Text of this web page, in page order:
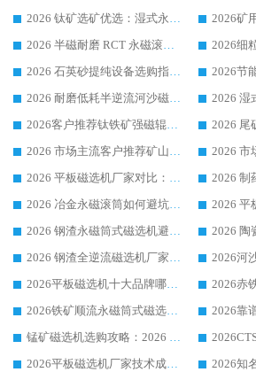
2026 钛矿选矿优选：湿式永磁筒式磁选机源头厂家华体会手机网页版-华体会(中国) 综合解析
2026 半磁耐磨 RCT 永磁滚筒选购指南，临朐源头生产厂家华体会手机网页版-华体会(中国) 实测分享
2026 石英砂提纯设备选购指南：华体会手机网页版-华体会(中国) 提纯磁选机厂家综合解读
2026 耐磨低耗半逆流河沙磁选机选购指南 临朐产业集群源头厂华体会手机网页版-华体会(中国) 详细解析
2026客户推荐钛铁矿强磁辊式磁选机，临朐靠谱生产厂家华体会手机网页版-华体会(中国) 详解
2026 市场主流客户推荐矿山磁选机靠谱生产厂家选华体会手机网页版-华体会(中国)
2026 平板磁选机厂家对比：现场实测、真实案例与靠谱厂家推荐
2026 冶金永磁滚筒如何避坑参考：售后完善案例多 华体会手机网页版-华体会(中国) 靠谱厂家
2026 钢渣永磁筒式磁选机避坑参考：售后完善案例多，华体会手机网页版-华体会(中国) 稳居榜单
2026 钢渣全逆流磁选机厂家推荐 靠谱品牌售后完善案例丰富
2026平板磁选机十大品牌哪家好?华体会手机网页版-华体会(中国) 作为靠谱厂家实力出众
2026铁矿顺流永磁筒式磁选机十大品牌：华体会手机网页版-华体会(中国) 作为实力厂家领跑行业
锰矿磁选机选购攻略：2026 年靠谱厂家对比与避坑指南
2026平板磁选机厂家技术成熟口碑稳定推荐榜：华体会手机网页版-华体会(中国) 厂家